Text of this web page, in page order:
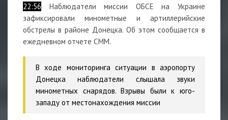
22:56 Наблюдатели миссии ОБСЕ на Украине
зафиксировали минометные и артиллерийские
обстрелы в районе Донецка. Об этом сообщается в
ежедневном отчете СММ.
В ходе мониторинга ситуации в аэропорту
Донецка наблюдатели слышала звуки
минометных снарядов. Взрывы были к юго-
западу от местонахождения миссии